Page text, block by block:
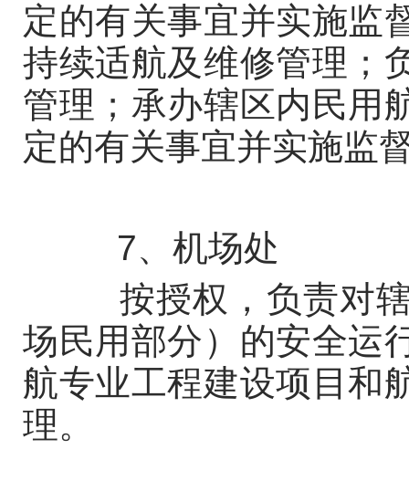
定的有关事宜并实施监
持续适航及维修管理；
管理；承办辖区内民用
定的有关事宜并实施监
7、机场处
按授权，负责对辖
场民用部分）的安全运
航专业工程建设项目和
理。